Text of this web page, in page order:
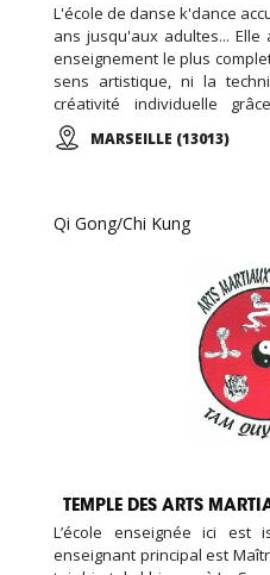
L'école de danse k'dance
ans jusqu'aux adultes...
enseignement le plus
sens artistique, ni la
créativité individuelle
chorégraphiques. Cours de
danse classique, modern-
de cirque...
MARSEILLE (13013)
Qi Gong/Chi Kung
TEMPLE DES ARTS
L’école enseignée ici est
enseignant principal est